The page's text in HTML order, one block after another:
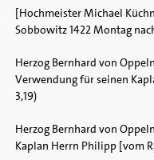
[Hochmeister Michael
Sobbowitz 1422 Montag
Herzog Bernhard von
Verwendung für seinen
3,19)
Herzog Bernhard von
Kaplan Herrn Philipp [vom